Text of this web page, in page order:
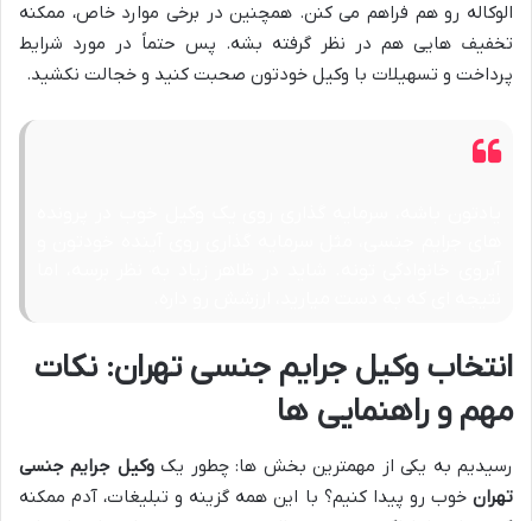
الوکاله رو هم فراهم می کنن. همچنین در برخی موارد خاص، ممکنه
تخفیف هایی هم در نظر گرفته بشه. پس حتماً در مورد شرایط
پرداخت و تسهیلات با وکیل خودتون صحبت کنید و خجالت نکشید.
انتخاب وکیل جرایم جنسی تهران: نکات
مهم و راهنمایی ها
رسیدیم به یکی از مهمترین بخش ها: چطور یکوکیل جرایم جنسی
تهران خوب رو پیدا کنیم؟ با این همه گزینه و تبلیغات، آدم ممکنه